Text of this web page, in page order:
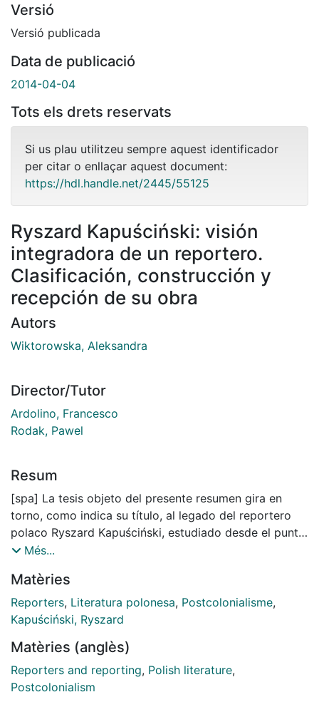
Versió
Versió publicada
Data de publicació
2014-04-04
Tots els drets reservats
Si us plau utilitzeu sempre aquest identificador
per citar o enllaçar aquest document:
https://hdl.handle.net/2445/55125
Ryszard Kapuściński: visión
integradora de un reportero.
Clasificación, construcción y
recepción de su obra
Autors
Wiktorowska, Aleksandra
Director/Tutor
Ardolino, Francesco
Rodak, Pawel
Resum
[spa] La tesis objeto del presente resumen gira en
torno, como indica su título, al legado del reportero
polaco Ryszard Kapuściński, estudiado desde el punto
de vista culturológico. El detallado análisis de su obra
de las ciencias humanísticas y Cultural Studies..
Dividido en tres partes (clasificación, construcción y
recepción), en el trabajo se abordan, respectivamente,
lector. En “Clasificación” se estudian las obras
publicadas por el autor. Al analizarlas una por una, se
presta atención a cómo están construidas, cuál es su
Més...
Matèries
Reporters, Literatura polonesa, Postcolonialisme,
Kapuściński, Ryszard
Matèries (anglès)
Reporters and reporting, Polish literature,
Postcolonialism